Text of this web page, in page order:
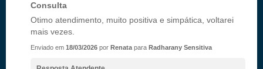
Consulta
Otimo atendimento, muito positiva e simpática, voltarei
mais vezes.
Enviado em 18/03/2026 por Renata para Radharany Sensitiva